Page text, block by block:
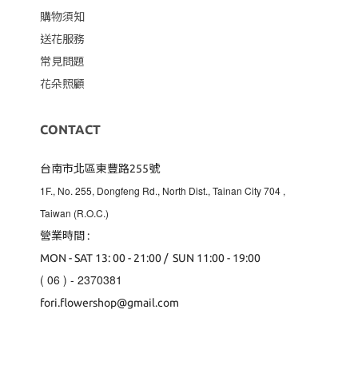
購物須知
送花服務
常見問題
花朵照顧
CONTACT
台南市北區東豐路255號
1F., No. 255, Dongfeng Rd., North Dist., Tainan City 704 ,
Taiwan (R.O.C.)
營業時間 :
MON - SAT 13: 00 - 21:00 / SUN 11:00 - 19:00
( 06 ) - 2370381
fori.flowershop@gmail.com